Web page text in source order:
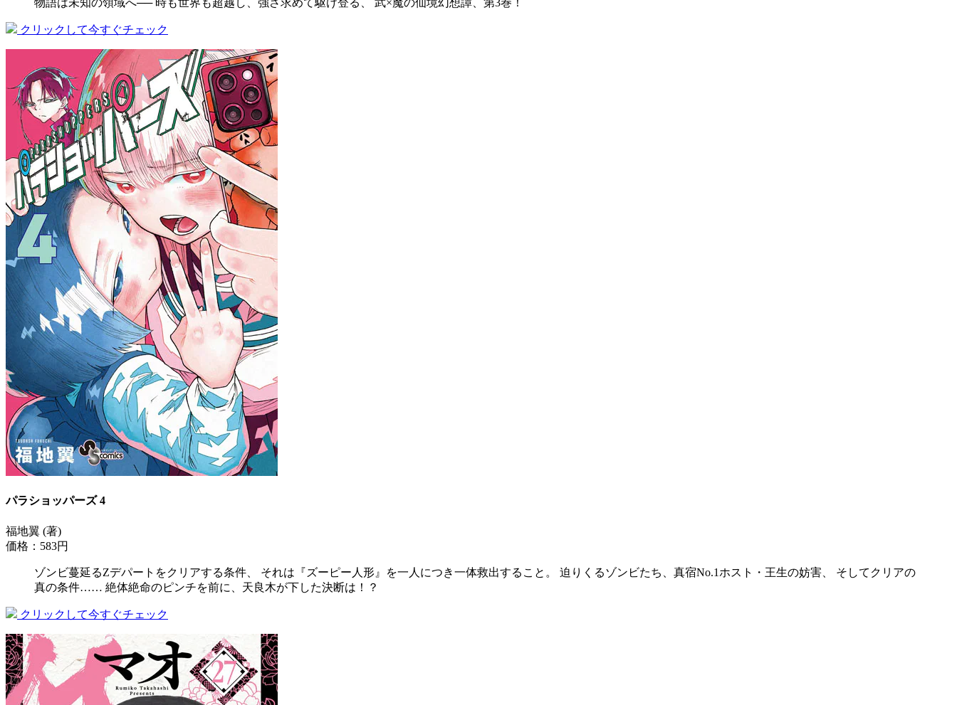
物語は未知の領域へ── 時も世界も超越し、強さ求めて駆け登る、 武×魔の仙境幻想譚、第3巻！
クリックして今すぐチェック
パラショッパーズ 4
福地翼 (著)
価格：583円
ゾンビ蔓延るZデパートをクリアする条件、 それは『ズーピー人形』を一人につき一体救出すること。 迫りくるゾンビたち、真宿No.1ホスト・王生の妨害、 そしてクリアの
真の条件…… 絶体絶命のピンチを前に、天良木が下した決断は！？
クリックして今すぐチェック